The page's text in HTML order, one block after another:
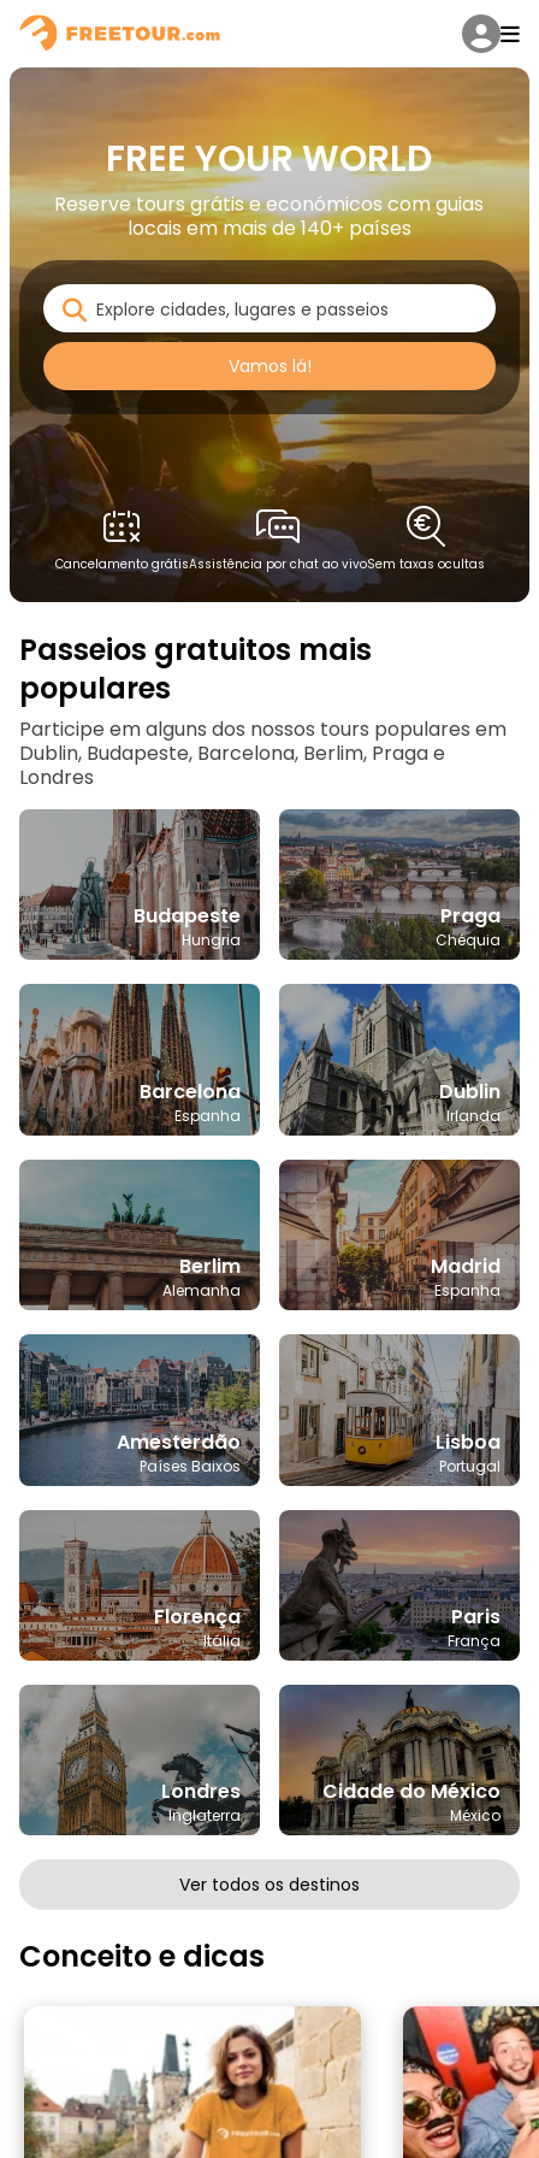
FREE YOUR WORLD
Reserve tours grátis e económicos com guias
locais em mais de 140+ países
Vamos lá!
Cancelamento grátisAssistência por chat ao vivoSem taxas ocultas
Passeios gratuitos mais
populares
Participe em alguns dos nossos tours populares em
Dublin, Budapeste, Barcelona, Berlim, Praga e
Londres
Budapeste
Hungria
Praga
Chéquia
Barcelona
Espanha
Dublin
Irlanda
Berlim
Alemanha
Madrid
Espanha
Amesterdão
Países Baixos
Lisboa
Portugal
Florença
Itália
Paris
França
Londres
Inglaterra
Cidade do México
México
Ver todos os destinos
Conceito e dicas